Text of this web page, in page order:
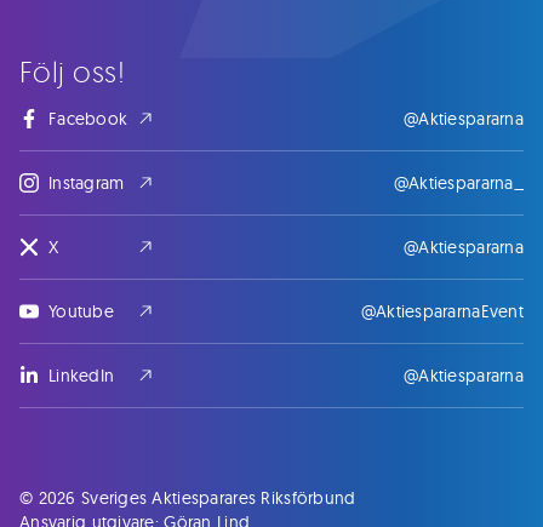
Följ oss!
Facebook @Aktiespararna
Instagram @Aktiespararna_
X @Aktiespararna
Youtube @AktiespararnaEvent
LinkedIn @Aktiespararna
© 2026 Sveriges Aktiesparares Riksförbund
Ansvarig utgivare: Göran Lind